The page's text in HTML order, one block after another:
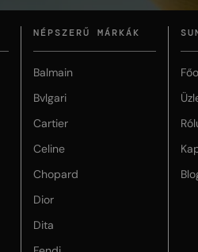
NÉPSZERŰ MÁRKÁK
Balmain
Bvlgari
Cartier
Celine
Chopard
Dior
Dita